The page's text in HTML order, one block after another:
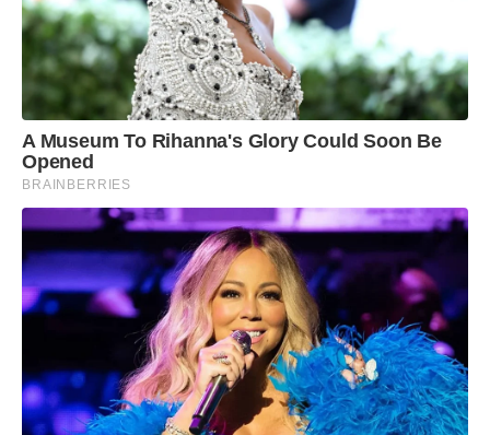
A Museum To Rihanna's Glory Could Soon Be
Opened
BRAINBERRIES